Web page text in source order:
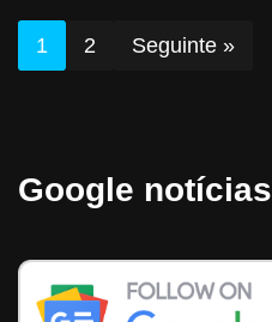
1 2 Seguinte »
Google notícias